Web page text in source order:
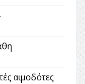
αιμοδότες